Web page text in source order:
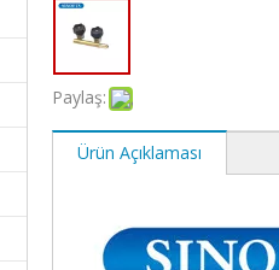
Paylaş:
Ürün Açıklaması